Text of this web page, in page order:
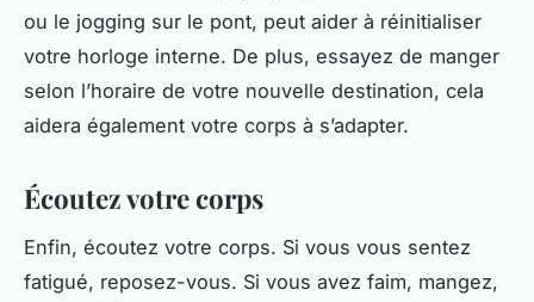
ou le jogging sur le pont, peut aider à réinitialiser
votre horloge interne. De plus, essayez de manger
selon l’horaire de votre nouvelle destination, cela
aidera également votre corps à s’adapter.
Écoutez votre corps
Enfin, écoutez votre corps. Si vous vous sentez
fatigué, reposez-vous. Si vous avez faim, mangez,